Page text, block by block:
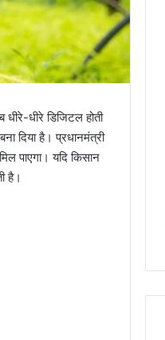
धीरे डिजिटल होती
दिया है। प्रधानमंत्री
पाएगा। यदि किसान
है।